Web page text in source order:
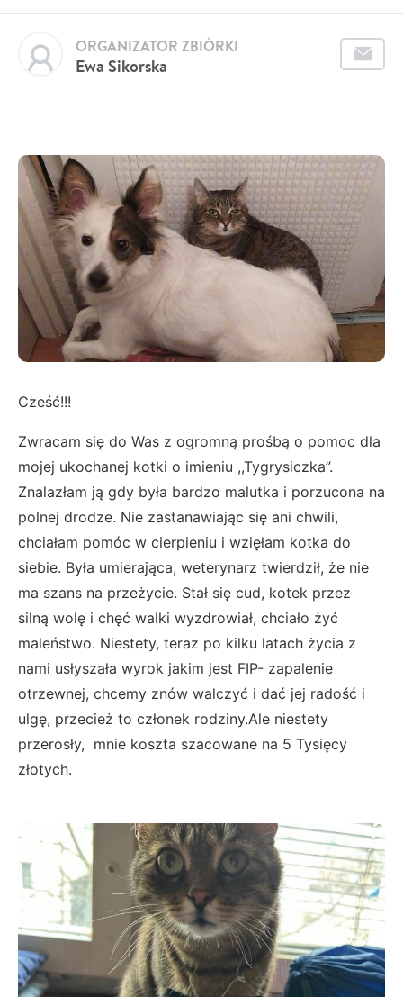
Ewa Sikorska
ORGANIZATOR ZBIÓRKI
Cześć!!!
Zwracam się do Was z ogromną prośbą o pomoc dla
mojej ukochanej kotki o imieniu ,,Tygrysiczka”.
Znalazłam ją gdy była bardzo malutka i porzucona na
polnej drodze. Nie zastanawiając się ani chwili,
chciałam pomóc w cierpieniu i wzięłam kotka do
siebie. Była umierająca, weterynarz twierdził, że nie
ma szans na przeżycie. Stał się cud, kotek przez
silną wolę i chęć walki wyzdrowiał, chciało żyć
maleństwo. Niestety, teraz po kilku latach życia z
nami usłyszała wyrok jakim jest FIP- zapalenie
otrzewnej, chcemy znów walczyć i dać jej radość i
ulgę, przecież to członek rodziny.Ale niestety
przerosły, mnie koszta szacowane na 5 Tysięcy
złotych.